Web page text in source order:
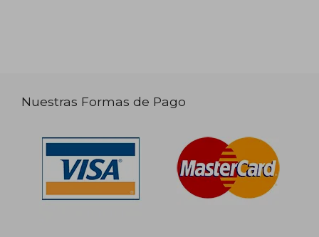
Nuestras Formas de Pago